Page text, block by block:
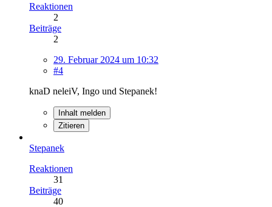
Reaktionen
2
Beiträge
2
29. Februar 2024 um 10:32
#4
knaD neleiV, Ingo und Stepanek!
Inhalt melden
Zitieren
Stepanek
Reaktionen
31
Beiträge
40